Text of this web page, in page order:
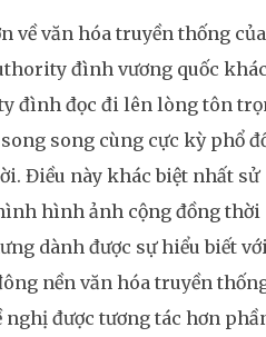
về văn hóa truyền thống của
đình vương quốc
đình đọc đi lên lòng tôn
song cùng cực kỳ phổ
Điều này khác biệt nhất sử
hình ảnh cộng đồng thời
dành được sự hiểu biết
nền văn hóa truyền
nghị được tương tác hơn